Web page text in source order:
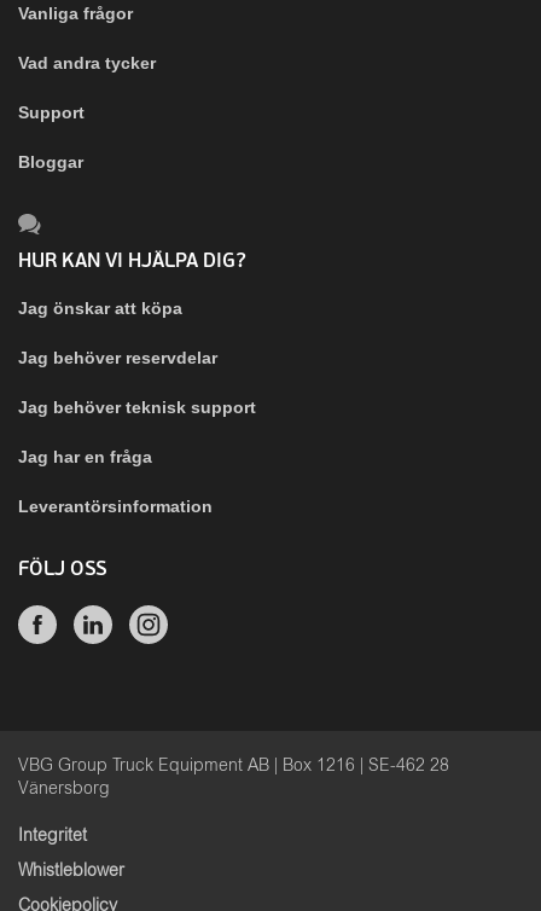
Vanliga frågor
Vad andra tycker
Support
Bloggar
HUR KAN VI HJÄLPA DIG?
Jag önskar att köpa
Jag behöver reservdelar
Jag behöver teknisk support
Jag har en fråga
Leverantörsinformation
FÖLJ OSS
VBG Group Truck Equipment AB | Box 1216 | SE-462 28
Vänersborg
Integritet
Whistleblower
Cookiepolicy